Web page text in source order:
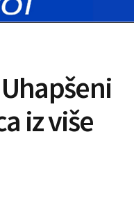
iz više